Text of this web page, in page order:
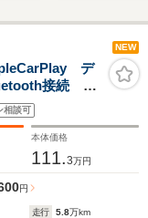
ーヘ
ント
パワーバック
側電動スラ
クリアラン
フルフラット
NEW
デ
接続 マ
シフト 5速デ
車 後期 1オ
相談可
本体価格
111.3万円
円
走行 5.8万km